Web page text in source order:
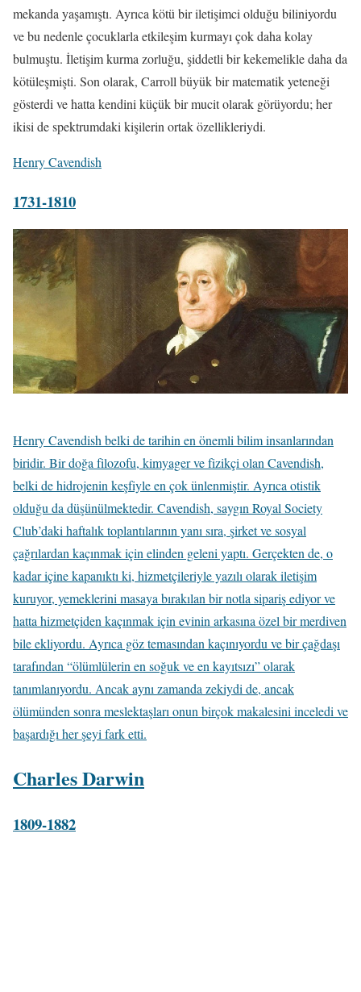
mekanda yaşamıştı. Ayrıca kötü bir iletişimci olduğu biliniyordu
ve bu nedenle çocuklarla etkileşim kurmayı çok daha kolay
bulmuştu. İletişim kurma zorluğu, şiddetli bir kekemelikle daha da
kötüleşmişti. Son olarak, Carroll büyük bir matematik yeteneği
gösterdi ve hatta kendini küçük bir mucit olarak görüyordu; her
ikisi de spektrumdaki kişilerin ortak özellikleriydi.
Henry Cavendish
1731-1810
Henry Cavendish belki de tarihin en önemli bilim insanlarından
biridir. Bir doğa filozofu, kimyager ve fizikçi olan Cavendish,
belki de hidrojenin keşfiyle en çok ünlenmiştir. Ayrıca otistik
olduğu da düşünülmektedir. Cavendish, saygın Royal Society
Club’daki haftalık toplantılarının yanı sıra, şirket ve sosyal
çağrılardan kaçınmak için elinden geleni yaptı. Gerçekten de, o
kadar içine kapanıktı ki, hizmetçileriyle yazılı olarak iletişim
kuruyor, yemeklerini masaya bırakılan bir notla sipariş ediyor ve
hatta hizmetçiden kaçınmak için evinin arkasına özel bir merdiven
bile ekliyordu. Ayrıca göz temasından kaçınıyordu ve bir çağdaşı
tarafından “ölümlülerin en soğuk ve en kayıtsızı” olarak
tanımlanıyordu. Ancak aynı zamanda zekiydi de, ancak
ölümünden sonra meslektaşları onun birçok makalesini inceledi ve
başardığı her şeyi fark etti.
Charles Darwin
1809-1882